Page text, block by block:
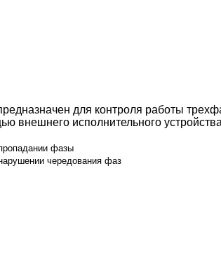
для контроля работы
внешнего исполнительного устройства
фазы
чередования фаз